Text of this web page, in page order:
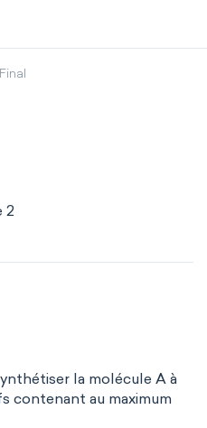
Final
2
la molécule A à
contenant au maximum